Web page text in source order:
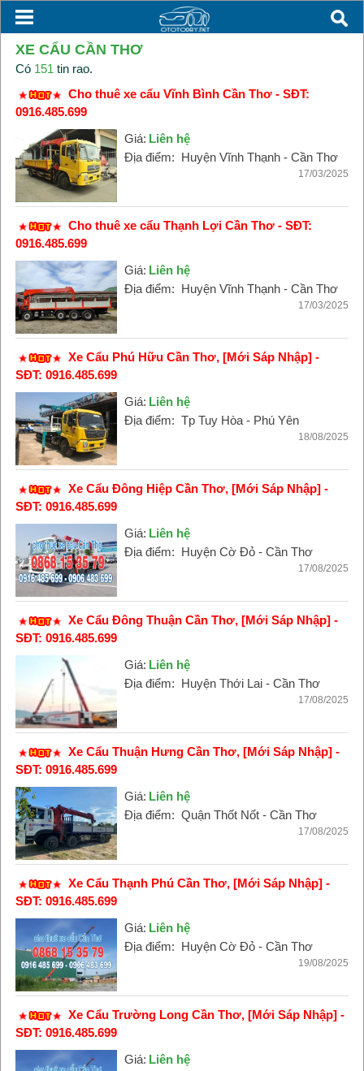
XE CẨU CẦN THƠ
Có 151 tin rao.
Cho thuê xe cẩu Vĩnh Bình Cần Thơ - SĐT:
0916.485.699
Giá: Liên hệ
Địa điểm: Huyện Vĩnh Thạnh - Cần Thơ
17/03/2025
Cho thuê xe cẩu Thạnh Lợi Cần Thơ - SĐT:
0916.485.699
Giá: Liên hệ
Địa điểm: Huyện Vĩnh Thạnh - Cần Thơ
17/03/2025
Xe Cẩu Phú Hữu Cần Thơ, [Mới Sáp Nhập] -
SĐT: 0916.485.699
Giá: Liên hệ
Địa điểm: Tp Tuy Hòa - Phú Yên
18/08/2025
Xe Cẩu Đông Hiệp Cần Thơ, [Mới Sáp Nhập] -
SĐT: 0916.485.699
Giá: Liên hệ
Địa điểm: Huyện Cờ Đỏ - Cần Thơ
17/08/2025
Xe Cẩu Đông Thuận Cần Thơ, [Mới Sáp Nhập] -
SĐT: 0916.485.699
Giá: Liên hệ
Địa điểm: Huyện Thới Lai - Cần Thơ
17/08/2025
Xe Cẩu Thuận Hưng Cần Thơ, [Mới Sáp Nhập] -
SĐT: 0916.485.699
Giá: Liên hệ
Địa điểm: Quận Thốt Nốt - Cần Thơ
17/08/2025
Xe Cẩu Thạnh Phú Cần Thơ, [Mới Sáp Nhập] -
SĐT: 0916.485.699
Giá: Liên hệ
Địa điểm: Huyện Cờ Đỏ - Cần Thơ
19/08/2025
Xe Cẩu Trường Long Cần Thơ, [Mới Sáp Nhập] -
SĐT: 0916.485.699
Giá: Liên hệ